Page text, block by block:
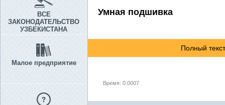
ВСЕ
ЗАКОНОДАТЕЛЬСТВО
УЗБЕКИСТАНА
Малое предприятие
Умная подшивка
Полный
Время: 0.0007